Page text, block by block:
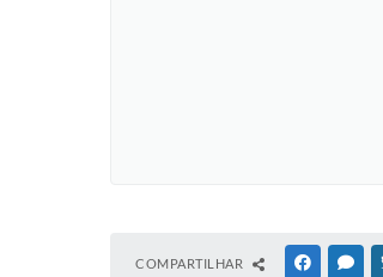
COMPARTILHAR FACEBOOK